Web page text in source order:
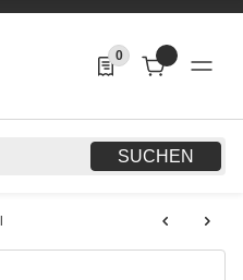
SUCHEN
0
0 Produkte in der